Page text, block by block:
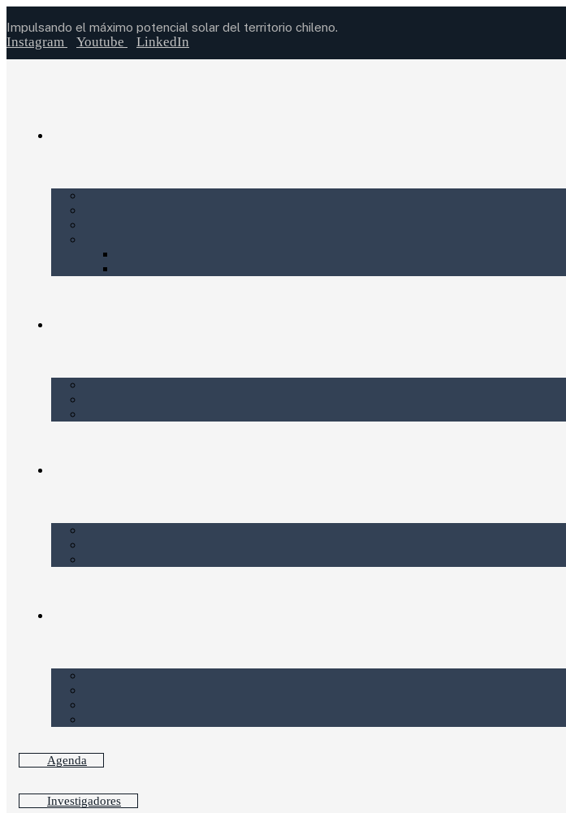
Impulsando el máximo potencial solar del territorio chileno.
Instagram Youtube LinkedIn
Agenda
Investigadores